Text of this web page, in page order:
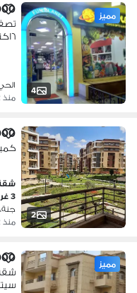
4
مميز
٦اكتوبر
الحي
منذ 2 أيام
2
3 غرف نوم
جنة، 6 اكتوبر
منذ 2 أيام
مميز